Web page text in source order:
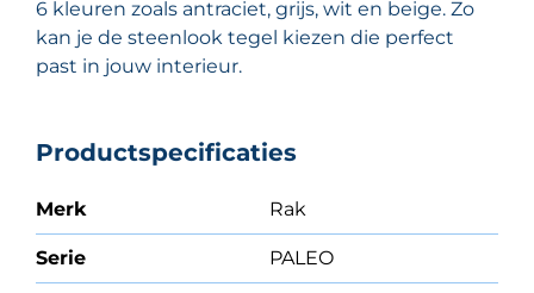
6 kleuren zoals antraciet, grijs, wit en beige. Zo
kan je de steenlook tegel kiezen die perfect
past in jouw interieur.
Productspecificaties
Merk Rak
Serie PALEO